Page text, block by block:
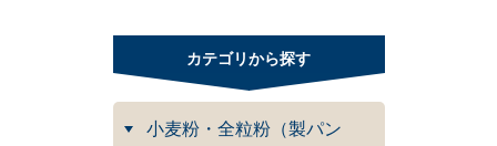
カテゴリから探す
小麦粉・全粒粉（製パン